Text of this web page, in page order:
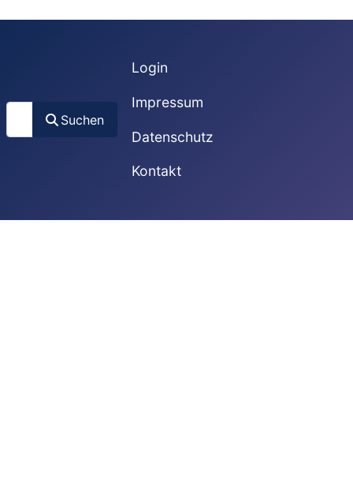
Suchen
Suchen
Login
Impressum
Datenschutz
Kontakt